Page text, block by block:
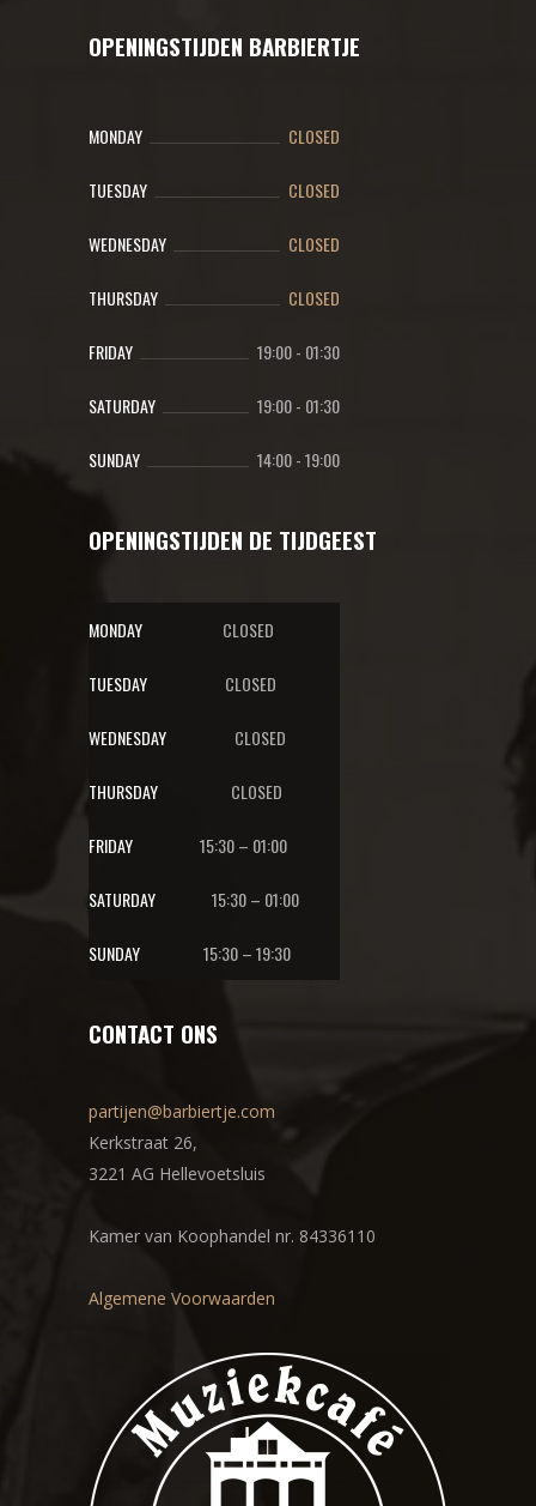
OPENINGSTIJDEN BARBIERTJE
MONDAY CLOSED
TUESDAY CLOSED
WEDNESDAY CLOSED
THURSDAY CLOSED
FRIDAY 19:00- 01:30
SATURDAY 19:00- 01:30
SUNDAY 14:00-19:00
OPENINGSTIJDEN DE TIJDGEEST
MONDAY CLOSED
TUESDAY CLOSED
WEDNESDAY CLOSED
THURSDAY CLOSED
FRIDAY 15:30 – 01:00
SATURDAY 15:30 – 01:00
SUNDAY 15:30 – 19:30
CONTACT ONS
partijen@barbiertje.com
Kerkstraat 26,
3221 AG Hellevoetsluis
Kamer van Koophandel nr. 84336110
Algemene Voorwaarden